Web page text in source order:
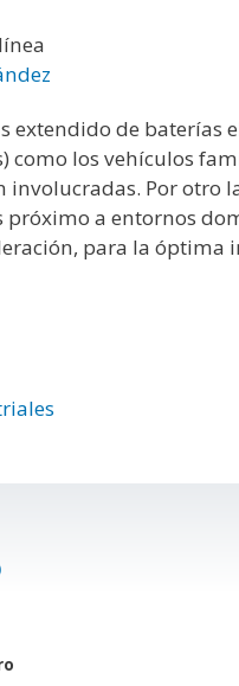
extendido de
como los vehículos
involucradas. Por
a entornos
para la óptima